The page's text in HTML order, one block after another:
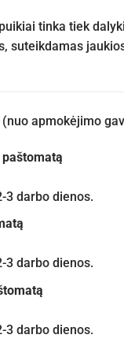
tinka tiek
suteikdamas
apmokėjimo
paštomatą
3 darbo dienos.
3 darbo dienos.
3 darbo dienos.